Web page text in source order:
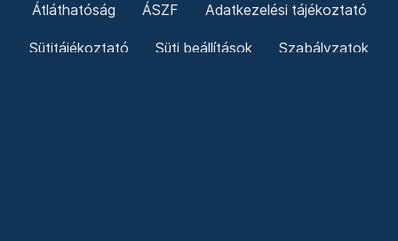
Átláthatóság ÁSZF Adatkezelési tájékoztató
Sütitájékoztató Süti beállítások Szabályzatok